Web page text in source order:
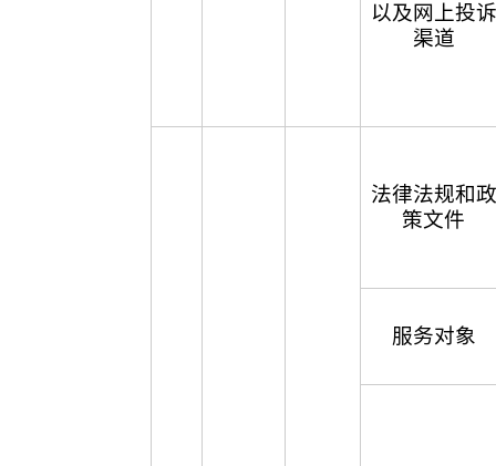
以及网上投诉
渠道
法律法规和政
策文件
服务对象